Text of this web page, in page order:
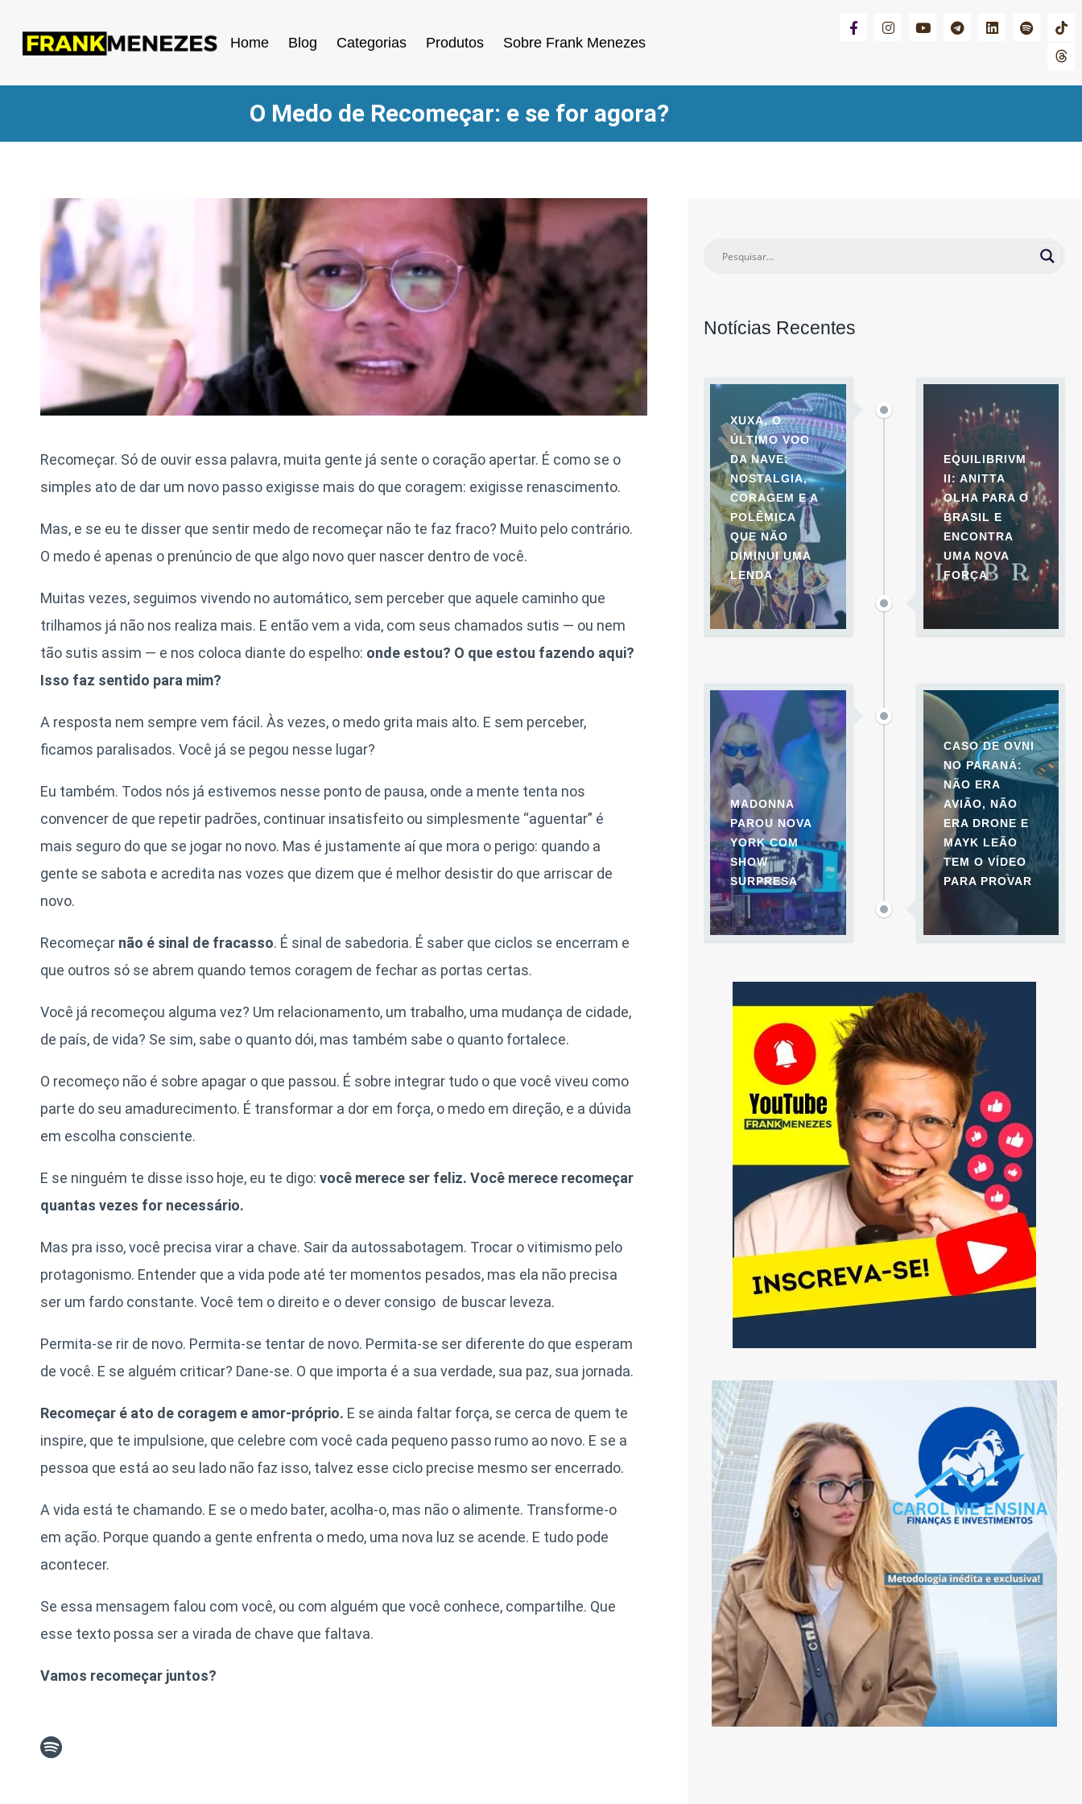
Home Blog Categorias Produtos Sobre Frank Menezes
O Medo de Recomeçar: e se for agora?
Recomeçar. Só de ouvir essa palavra, muita gente já sente o coração apertar. É como se o
simples ato de dar um novo passo exigisse mais do que coragem: exigisse renascimento.
Mas, e se eu te disser que sentir medo de recomeçar não te faz fraco? Muito pelo contrário.
O medo é apenas o prenúncio de que algo novo quer nascer dentro de você.
Muitas vezes, seguimos vivendo no automático, sem perceber que aquele caminho que
trilhamos já não nos realiza mais. E então vem a vida, com seus chamados sutis — ou nem
tão sutis assim — e nos coloca diante do espelho: onde estou? O que estou fazendo aqui?
Isso faz sentido para mim?
A resposta nem sempre vem fácil. Às vezes, o medo grita mais alto. E sem perceber,
ficamos paralisados. Você já se pegou nesse lugar?
Eu também. Todos nós já estivemos nesse ponto de pausa, onde a mente tenta nos
convencer de que repetir padrões, continuar insatisfeito ou simplesmente “aguentar” é
mais seguro do que se jogar no novo. Mas é justamente aí que mora o perigo: quando a
gente se sabota e acredita nas vozes que dizem que é melhor desistir do que arriscar de
novo.
Recomeçar não é sinal de fracasso. É sinal de sabedoria. É saber que ciclos se encerram e
que outros só se abrem quando temos coragem de fechar as portas certas.
Você já recomeçou alguma vez? Um relacionamento, um trabalho, uma mudança de cidade,
de país, de vida? Se sim, sabe o quanto dói, mas também sabe o quanto fortalece.
O recomeço não é sobre apagar o que passou. É sobre integrar tudo o que você viveu como
parte do seu amadurecimento. É transformar a dor em força, o medo em direção, e a dúvida
em escolha consciente.
E se ninguém te disse isso hoje, eu te digo: você merece ser feliz. Você merece recomeçar
quantas vezes for necessário.
Mas pra isso, você precisa virar a chave. Sair da autossabotagem. Trocar o vitimismo pelo
protagonismo. Entender que a vida pode até ter momentos pesados, mas ela não precisa
ser um fardo constante. Você tem o direito e o dever consigo de buscar leveza.
Permita-se rir de novo. Permita-se tentar de novo. Permita-se ser diferente do que esperam
de você. E se alguém criticar? Dane-se. O que importa é a sua verdade, sua paz, sua jornada.
Recomeçar é ato de coragem e amor-próprio. E se ainda faltar força, se cerca de quem te
inspire, que te impulsione, que celebre com você cada pequeno passo rumo ao novo. E se a
pessoa que está ao seu lado não faz isso, talvez esse ciclo precise mesmo ser encerrado.
A vida está te chamando. E se o medo bater, acolha-o, mas não o alimente. Transforme-o
em ação. Porque quando a gente enfrenta o medo, uma nova luz se acende. E tudo pode
acontecer.
Se essa mensagem falou com você, ou com alguém que você conhece, compartilhe. Que
esse texto possa ser a virada de chave que faltava.
Vamos recomeçar juntos?
Notícias Recentes
XUXA, O
ÚLTIMO VOO
DA NAVE:
NOSTALGIA,
CORAGEM E A
POLÊMICA
QUE NÃO
DIMINUI UMA
LENDA
EQUILIBRIVM
II: ANITTA
OLHA PARA O
BRASIL E
ENCONTRA
UMA NOVA
FORÇA
MADONNA
PAROU NOVA
YORK COM
SHOW
SURPRESA
CASO DE OVNI
NO PARANÁ:
NÃO ERA
AVIÃO, NÃO
ERA DRONE E
MAYK LEÃO
TEM O VÍDEO
PARA PROVAR